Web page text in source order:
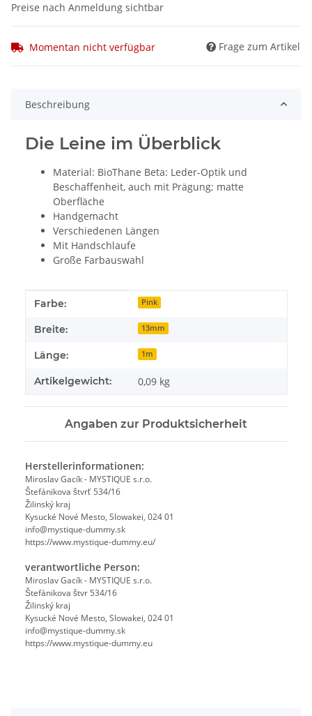
Preise nach Anmeldung sichtbar
Momentan nicht verfügbar Frage zum Artikel
Beschreibung
Die Leine im Überblick
Material: BioThane Beta: Leder-Optik und
Beschaffenheit, auch mit Prägung; matte
Oberfläche
Handgemacht
Verschiedenen Längen
Mit Handschlaufe
Große Farbauswahl
Produkteigenschaft
Wert
Farbe: Pink
Breite: 13mm
Länge: 1m
Artikelgewicht: 0,09 kg
Angaben zur Produktsicherheit
Herstellerinformationen:
Miroslav Gacík - MYSTIQUE s.r.o.
Štefánikova štvrť 534/16
Žilinský kraj
Kysucké Nové Mesto, Slowakei, 024 01
info@mystique-dummy.sk
https://www.mystique-dummy.eu/
verantwortliche Person:
Miroslav Gacík - MYSTIQUE s.r.o.
Štefánikova štvr 534/16
Žilinský kraj
Kysucké Nové Mesto, Slowakei, 024 01
info@mystique-dummy.sk
https://www.mystique-dummy.eu